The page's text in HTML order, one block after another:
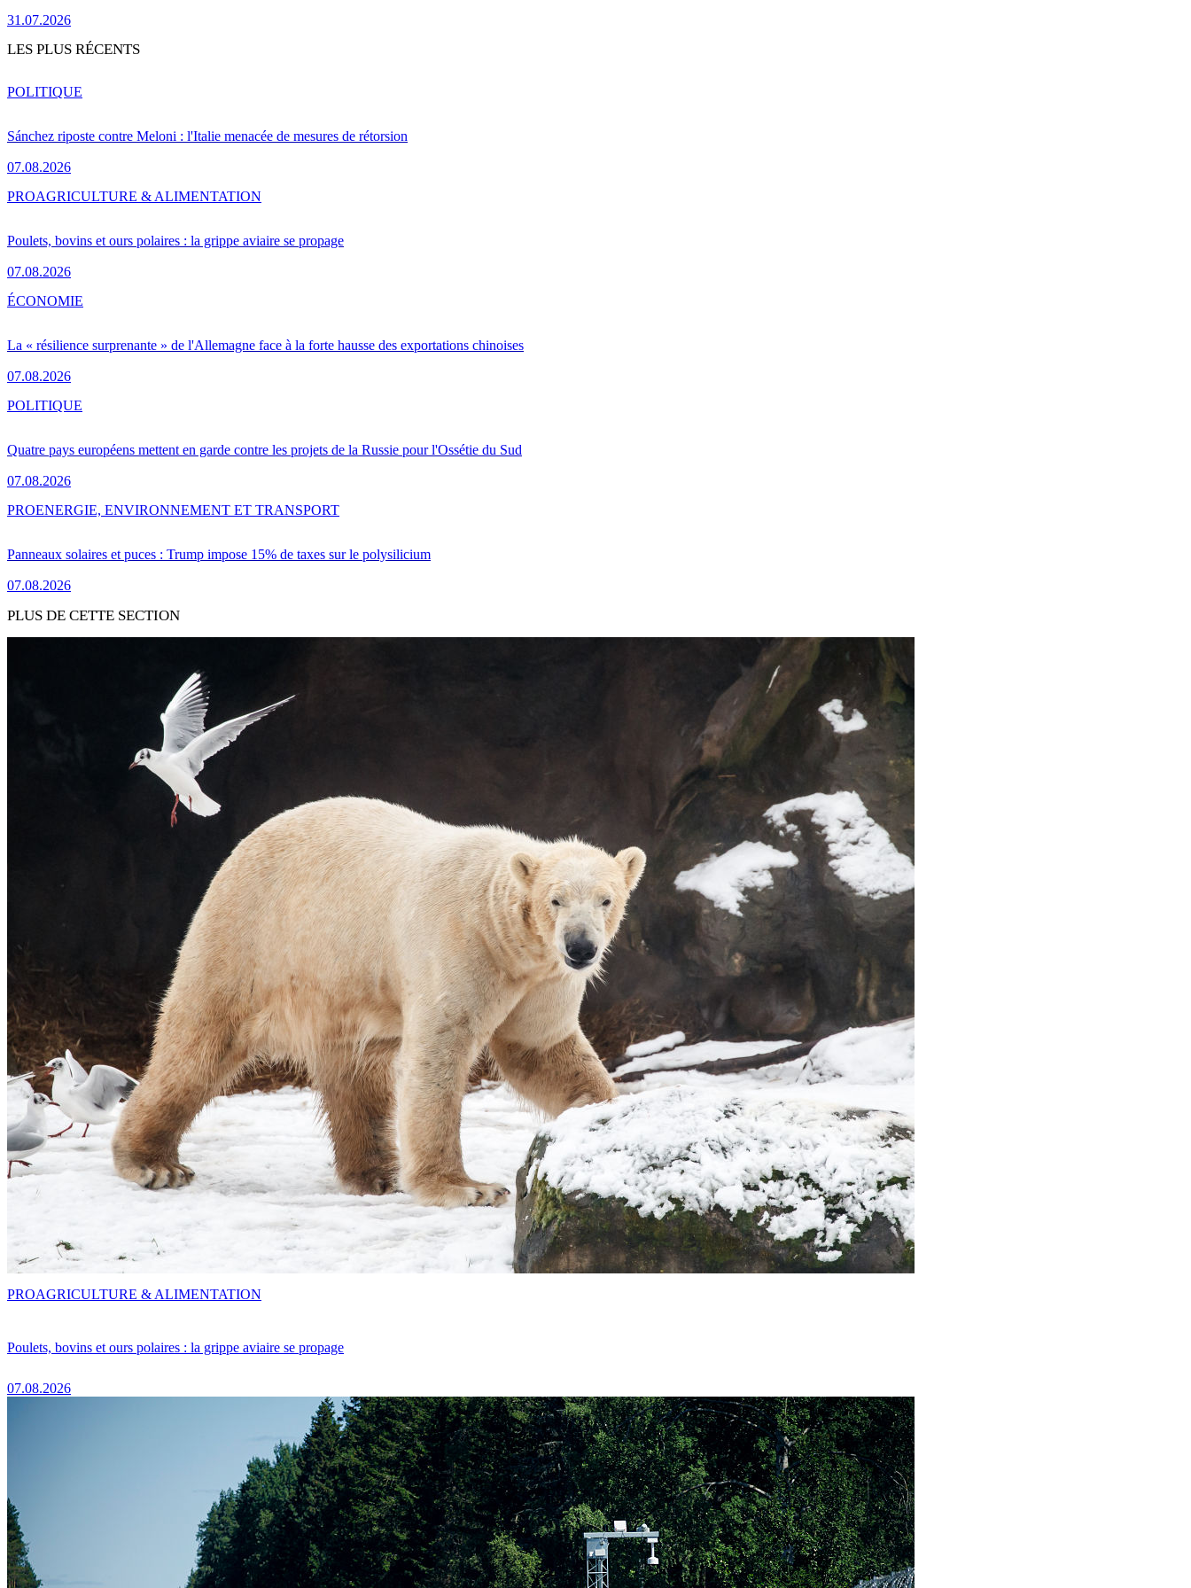
31.07.2026
LES PLUS RÉCENTS
Sánchez riposte contre Meloni : l'Italie menacée de mesures de rétorsion
07.08.2026
POLITIQUE
Poulets, bovins et ours polaires : la grippe aviaire se propage
07.08.2026
PROAGRICULTURE & ALIMENTATION
La « résilience surprenante » de l'Allemagne face à la forte hausse des exportations chinoises
07.08.2026
ÉCONOMIE
Quatre pays européens mettent en garde contre les projets de la Russie pour l'Ossétie du Sud
07.08.2026
POLITIQUE
Panneaux solaires et puces : Trump impose 15% de taxes sur le polysilicium
07.08.2026
PROENERGIE, ENVIRONNEMENT ET TRANSPORT
PLUS DE CETTE SECTION
Poulets, bovins et ours polaires : la grippe aviaire se propage
07.08.2026
PROAGRICULTURE & ALIMENTATION